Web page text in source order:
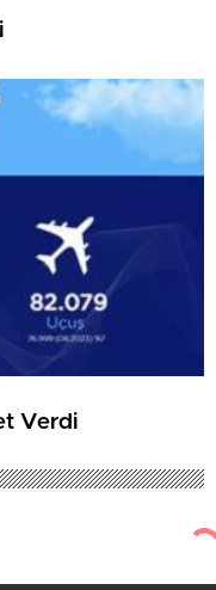
Verdi